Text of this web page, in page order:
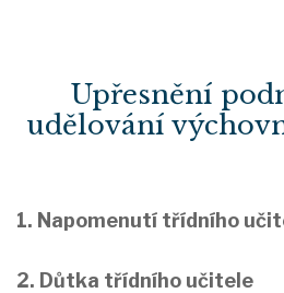
Upřesnění
udělování
1. Napomenutí třídního
2. Důtka třídního učitele